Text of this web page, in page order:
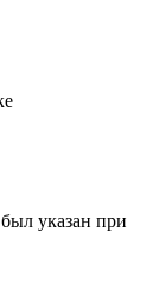
указан при